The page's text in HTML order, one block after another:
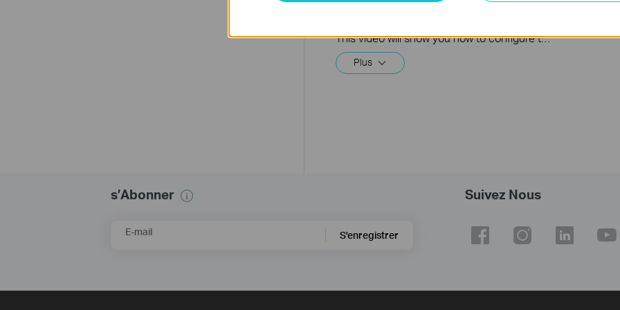
This video will show you how to configure the wireless router mode for a TP-Link DSL modem router. For more information, visit www.tp-link.com/support
Plus
s’Abonner
E-mail S'enregistrer
Suivez Nous